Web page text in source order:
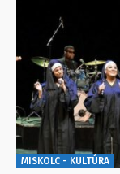
MISKOLC - KULTÚRA